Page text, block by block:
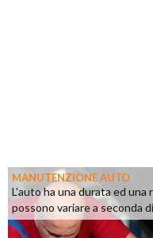
MANUTENZIONE AUTO
L'auto ha una durata ed una
possono variare a seconda